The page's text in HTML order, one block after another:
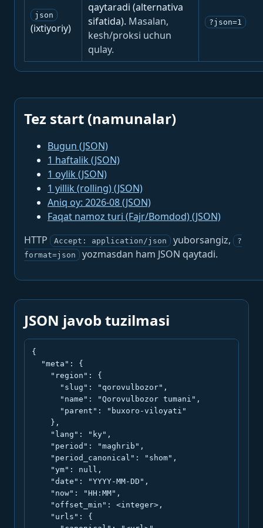
json
(ixtiyoriy)
qaytaradi (alternativa
sifatida). Masalan,
kesh/proksi uchun
qulay.
?json=1
Tez start (namunalar)
Bugun (JSON)
1 haftalik (JSON)
1 oylik (JSON)
1 yillik (rolling) (JSON)
Aniq oy: 2026-08 (JSON)
Faqat namoz turi (Fajr/Bomdod) (JSON)
HTTP
Accept: application/json yuborsangiz,
?
format=json
yozmasdan ham JSON qaytadi.
JSON javob tuzilmasi
{
  "meta": {
    "region": {
      "slug": "qorovulbozor",
      "name": "Qorovulbozor tumani",
      "parent": "buxoro-viloyati"
    },
    "lang": "ky",
    "period": "maghrib",
    "period_canonical": "shom",
    "ym": null,
    "date": "YYYY-MM-DD",
    "now": "HH:MM",
    "offset_min": <integer>,
    "urls": {